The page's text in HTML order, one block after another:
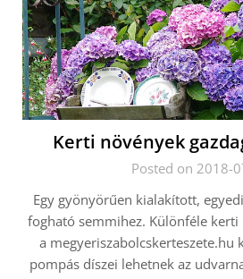
Kerti növények
Posted on 2018-
Egy gyönyörűen kialakított,
fogható semmihez. Különféle
a megyeriszabolcskerteszete.hu
pompás díszei lehetnek az